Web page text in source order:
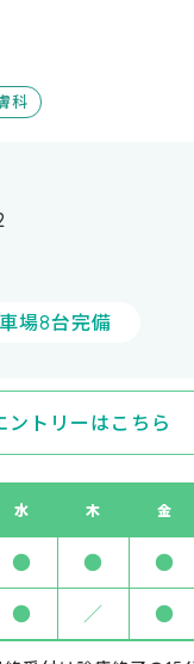
科
場8台完備
トリーはこちら
水 木 金
● ● ●
● ／ ●